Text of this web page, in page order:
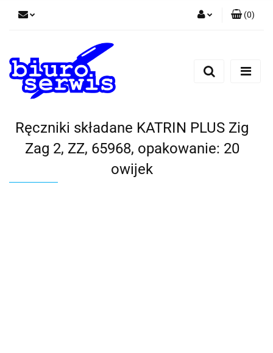
Zarejestruj się
(0)
Ręczniki składane KATRIN PLUS Zig
Zag 2, ZZ, 65968, opakowanie: 20
owijek